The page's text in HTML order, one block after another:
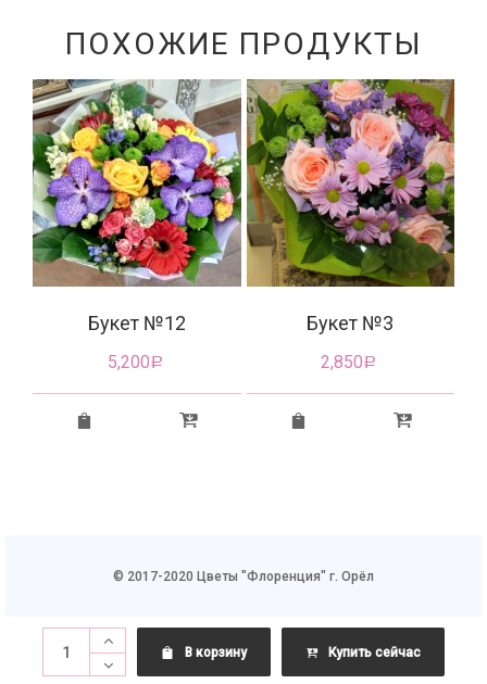
В корзину Купить сейчас
ПОХОЖИЕ ПРОДУКТЫ
Букет №12
5,200Р
Букет №3
2,850Р
© 2017-2020 Цветы "Флоренция" г. Орёл